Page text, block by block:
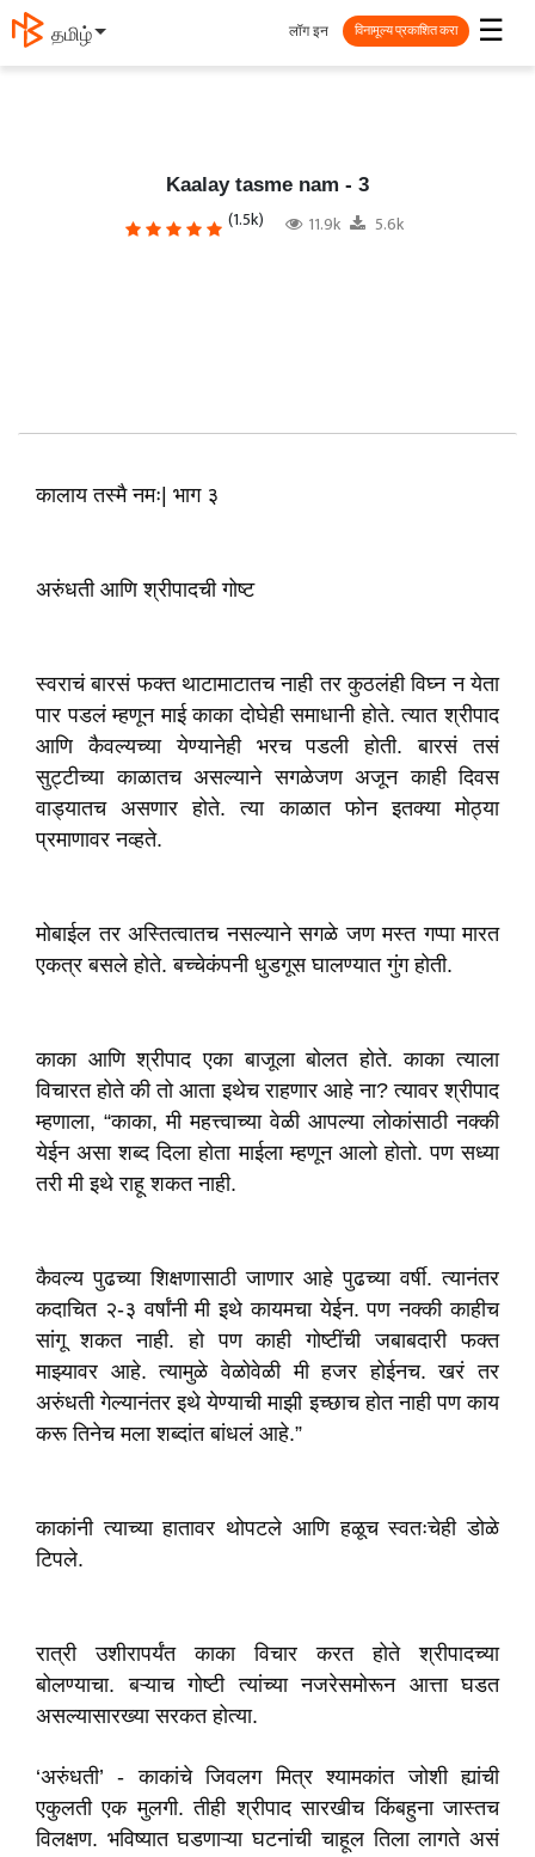
தமிழ் ☰
लॉग इन विनामूल्य प्रकाशित करा
Kaalay tasme nam - 3
(1.5k) 11.9k 5.6k
कालाय तस्मै नमः| भाग ३
अरुंधती आणि श्रीपादची गोष्ट
स्वराचं बारसं फक्त थाटामाटातच नाही तर कुठलंही विघ्न न येता
पार पडलं म्हणून माई काका दोघेही समाधानी होते. त्यात श्रीपाद
आणि कैवल्यच्या येण्यानेही भरच पडली होती. बारसं तसं
सुट्टीच्या काळातच असल्याने सगळेजण अजून काही दिवस
वाड्यातच असणार होते. त्या काळात फोन इतक्या मोठ्या
प्रमाणावर नव्हते.
मोबाईल तर अस्तित्वातच नसल्याने सगळे जण मस्त गप्पा मारत
एकत्र बसले होते. बच्चेकंपनी धुडगूस घालण्यात गुंग होती.
काका आणि श्रीपाद एका बाजूला बोलत होते. काका त्याला
विचारत होते की तो आता इथेच राहणार आहे ना? त्यावर श्रीपाद
म्हणाला, “काका, मी महत्त्वाच्या वेळी आपल्या लोकांसाठी नक्की
येईन असा शब्द दिला होता माईला म्हणून आलो होतो. पण सध्या
तरी मी इथे राहू शकत नाही.
कैवल्य पुढच्या शिक्षणासाठी जाणार आहे पुढच्या वर्षी. त्यानंतर
कदाचित २-३ वर्षांनी मी इथे कायमचा येईन. पण नक्की काहीच
सांगू शकत नाही. हो पण काही गोष्टींची जबाबदारी फक्त
माझ्यावर आहे. त्यामुळे वेळोवेळी मी हजर होईनच. खरं तर
अरुंधती गेल्यानंतर इथे येण्याची माझी इच्छाच होत नाही पण काय
करू तिनेच मला शब्दांत बांधलं आहे.”
काकांनी त्याच्या हातावर थोपटले आणि हळूच स्वतःचेही डोळे
टिपले.
रात्री उशीरापर्यंत काका विचार करत होते श्रीपादच्या
बोलण्याचा. बऱ्याच गोष्टी त्यांच्या नजरेसमोरून आत्ता घडत
असल्यासारख्या सरकत होत्या.
‘अरुंधती’ - काकांचे जिवलग मित्र श्यामकांत जोशी ह्यांची
एकुलती एक मुलगी. तीही श्रीपाद सारखीच किंबहुना जास्तच
विलक्षण. भविष्यात घडणाऱ्या घटनांची चाहूल तिला लागते असं